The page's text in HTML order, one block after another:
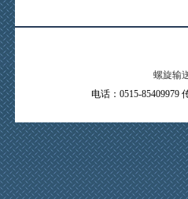
螺旋输
电话：0515-85409979